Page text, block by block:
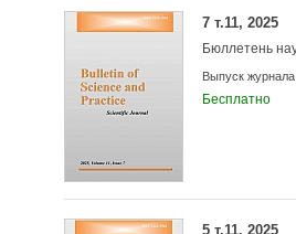
7 т.11, 2025
Бюллетень
Выпуск журнала
Бесплатно
5 т.11, 2025